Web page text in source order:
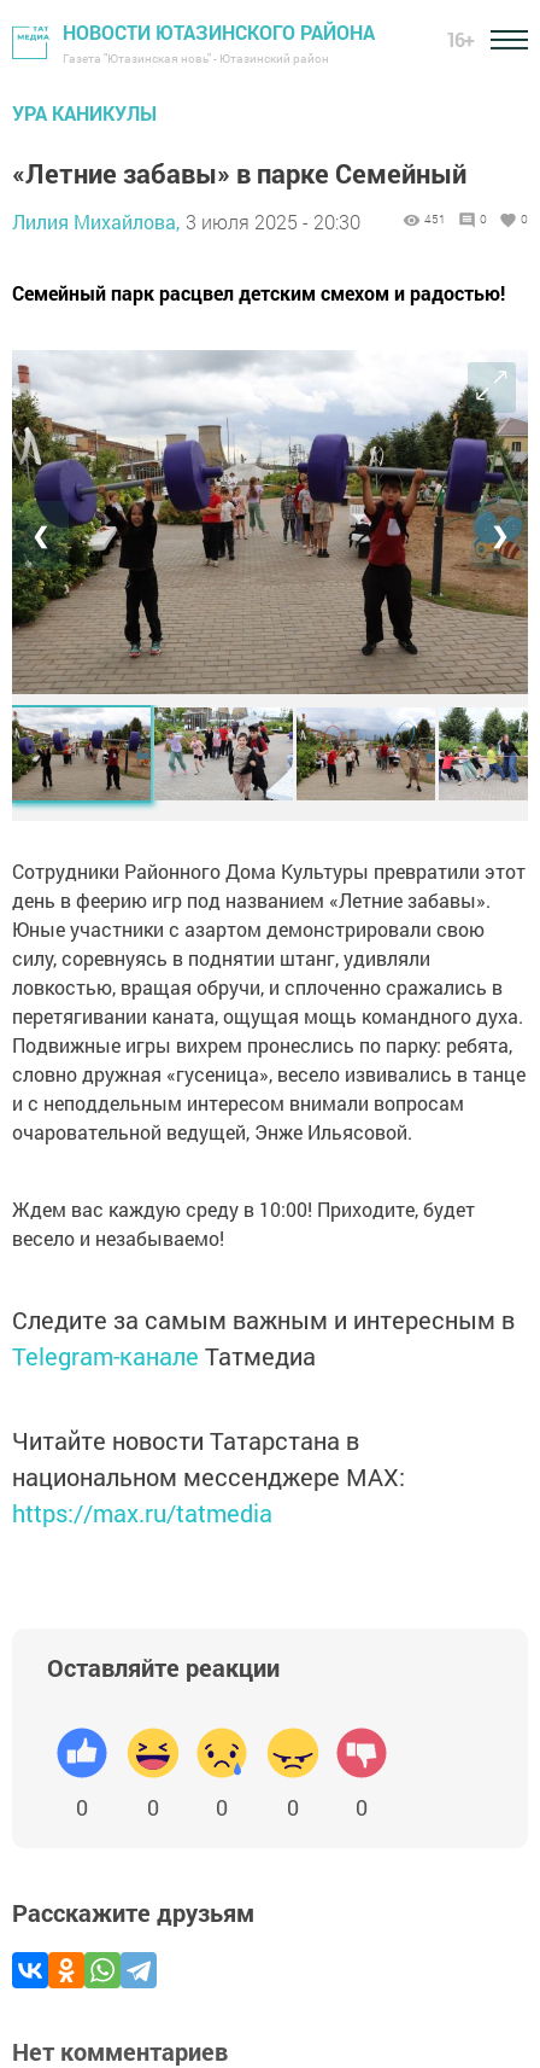
НОВОСТИ ЮТАЗИНСКОГО РАЙОНА
Газета "Ютазинская новь" - Ютазинский район
16+
УРА КАНИКУЛЫ
«Летние забавы» в парке Семейный
Лилия Михайлова, 3 июля 2025 - 20:30 451 0 0
Семейный парк расцвел детским смехом и радостью!
❮ ❯
Сотрудники Районного Дома Культуры превратили этот
день в феерию игр под названием «Летние забавы».
Юные участники с азартом демонстрировали свою
силу, соревнуясь в поднятии штанг, удивляли
ловкостью, вращая обручи, и сплоченно сражались в
перетягивании каната, ощущая мощь командного духа.
Подвижные игры вихрем пронеслись по парку: ребята,
словно дружная «гусеница», весело извивались в танце
и с неподдельным интересом внимали вопросам
очаровательной ведущей, Энже Ильясовой.
Ждем вас каждую среду в 10:00! Приходите, будет
весело и незабываемо!
Следите за самым важным и интересным в
Telegram-канале Татмедиа
Читайте новости Татарстана в
национальном мессенджере MАХ:
https://max.ru/tatmedia
Оставляйте реакции
0 0 0 0 0
Расскажите друзьям
Нет комментариев